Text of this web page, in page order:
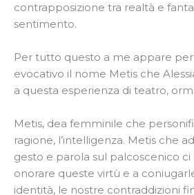
contrapposizione tra realtà e
sentimento.
Per tutto questo a me appare
evocativo il nome Metis che
a questa esperienza di teatro,
Metis, dea femminile che
ragione, l’intelligenza. Metis che
gesto e parola sul palcoscenico ci
onorare queste virtù e a
identità, le nostre contraddizioni